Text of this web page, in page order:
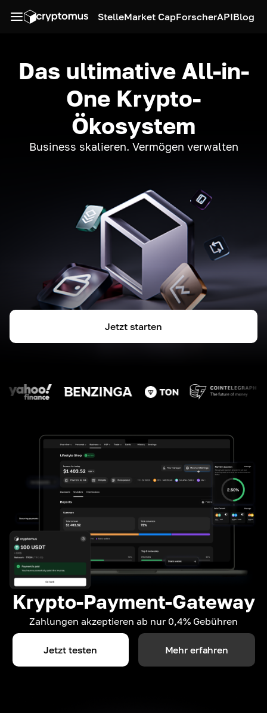
StelleMarket CapForscherAPIBlog
Das ultimative All-in-
One Krypto-
Ökosystem
Business skalieren. Vermögen verwalten
Jetzt starten
Krypto-Payment-Gateway
Zahlungen akzeptieren ab nur 0,4% Gebühren
Jetzt testen Mehr erfahren